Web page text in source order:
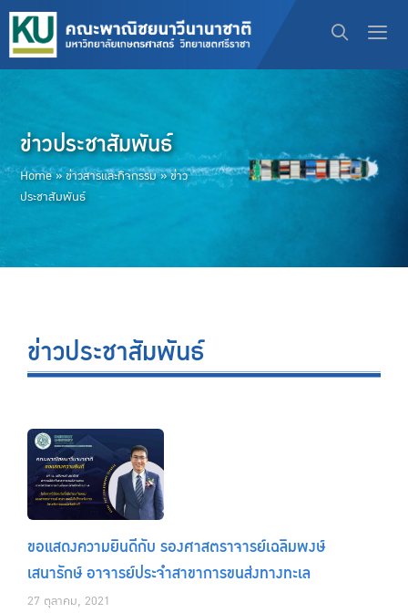
ข่าวประชาสัมพันธ์
Home »ข่าวสารและกิจกรรม»ข่าว
ประชาสัมพันธ์
ข่าวประชาสัมพันธ์
ขอแสดงความยินดีกับ รองศาสตราจารย์เฉลิมพงษ์
เสนารักษ์ อาจารย์ประจำสาขาการขนส่งทางทะเล
27 ตุลาคม, 2021